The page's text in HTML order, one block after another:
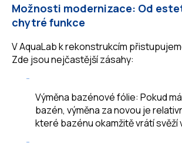
Možnosti modernizace: Od
chytré funkce
V AquaLab k rekonstrukcím
Zde jsou nejčastější zásahy:
Výměna bazénové fólie: Pokud
bazén, výměna za novou je
které bazénu okamžitě vrátí svěží